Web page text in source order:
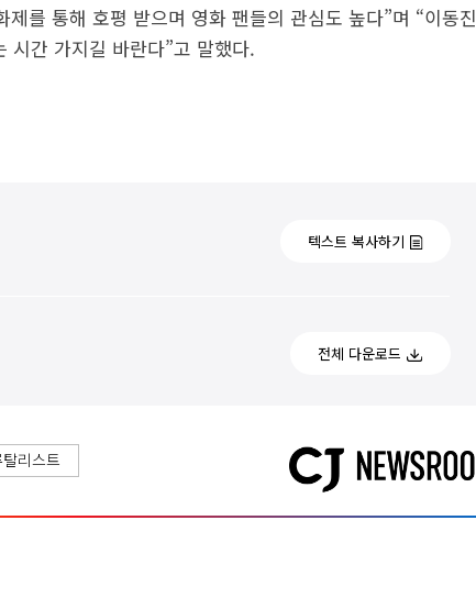
제를 통해 호평 받으며 영화 팬들의 관심도 높다”며 “이동진
시간 가지길 바란다”고 말했다.
텍스트 복사하기
전체 다운로드
리스트